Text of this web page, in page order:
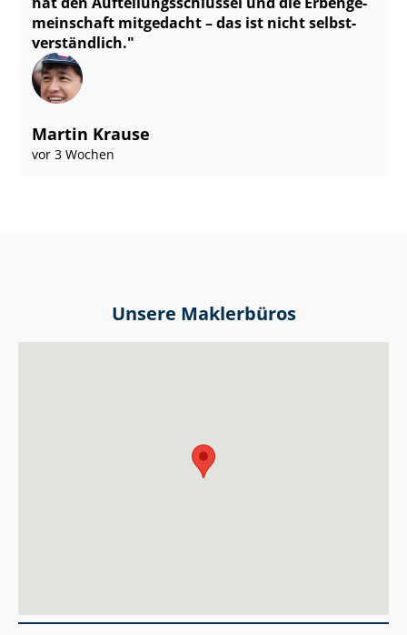
mein­schaft mitgedacht – das ist nicht selbst­
ver­ständ­lich.
Martin Krause
vor 3 Wochen
Unsere Maklerbüros